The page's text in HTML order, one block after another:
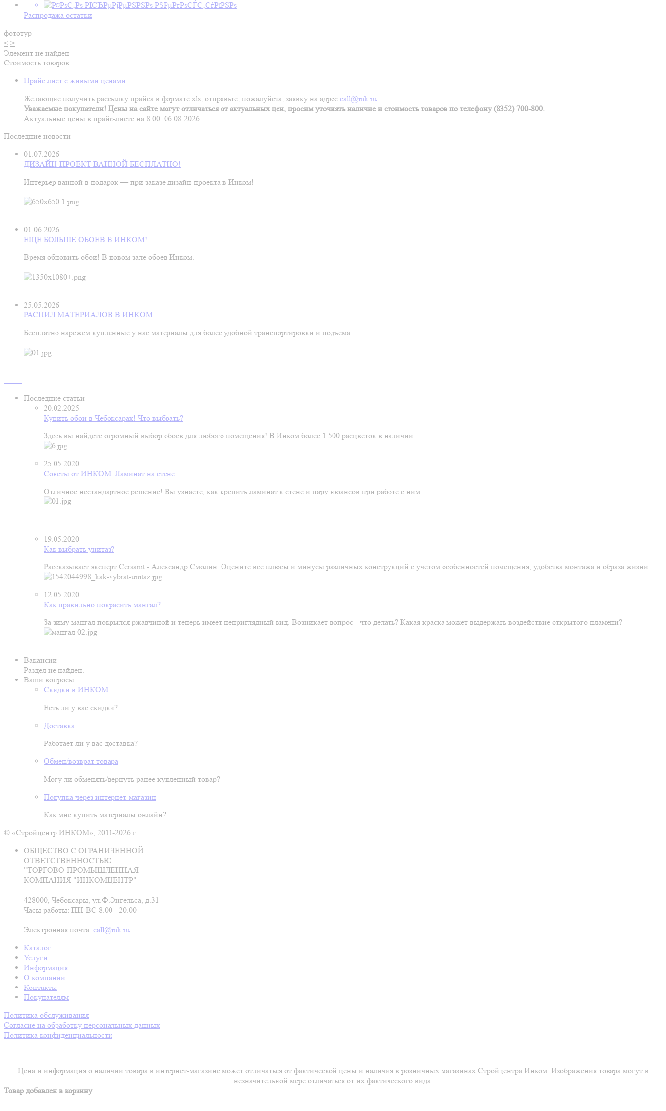
Распродажа остатки
фототур
< >
Элемент не найден
Стоимость товаров
Прайс лист с живыми ценами
Желающие получить рассылку прайса в формате xls, отправьте, пожалуйста, заявку на адрес call@ink.ru.
Уважаемые покупатели! Цены на сайте могут отличаться от актуальных цен, просим уточнять наличие и стоимость товаров по телефону (8352) 700-800.
Актуальные цены в прайс-листе на 8:00. 06.08.2026
Последние новости
01.07.2026
ДИЗАЙН-ПРОЕКТ ВАННОЙ БЕСПЛАТНО!
Интерьер ванной в подарок — при заказе дизайн‑проекта в Инком!
01.06.2026
ЕЩЕ БОЛЬШЕ ОБОЕВ В ИНКОМ!
Время обновить обои! В новом зале обоев Инком.
25.05.2026
РАСПИЛ МАТЕРИАЛОВ В ИНКОМ
Бесплатно нарежем купленные у нас материалы для более удобной транспортировки и подъёма.
Последние статьи
20.02.2025
Купить обои в Чебоксарах! Что выбрать?
Здесь вы найдете огромный выбор обоев для любого помещения! В Инком более 1 500 расцветок в наличии.
25.05.2020
Советы от ИНКОМ. Ламинат на стене
Отличное нестандартное решение! Вы узнаете, как крепить ламинат к стене и пару нюансов при работе с ним.
19.05.2020
Как выбрать унитаз?
Рассказывает эксперт Cersanit - Александр Смолин. Оцените все плюсы и минусы различных конструкций с учетом особенностей помещения, удобства монтажа и образа жизни.
12.05.2020
Как правильно покрасить мангал?
За зиму мангал покрылся ржавчиной и теперь имеет неприглядный вид. Возникает вопрос - что делать? Какая краска может выдержать воздействие открытого пламени?
Вакансии
Раздел не найден.
Ваши вопросы
Скидки в ИНКОМ
Есть ли у вас скидки?
Доставка
Работает ли у вас доставка?
Обмен/возврат товара
Могу ли обменять/вернуть ранее купленный товар?
Покупка через интернет-магазин
Как мне купить материалы онлайн?
© «Стройцентр ИНКОМ», 2011-2026 г.
ОБЩЕСТВО С ОГРАНИЧЕННОЙ
ОТВЕТСТВЕННОСТЬЮ
"ТОРГОВО-ПРОМЫШЛЕННАЯ
КОМПАНИЯ "ИНКОМЦЕНТР"
428000, Чебоксары, ул.Ф.Энгельса, д.31
Часы работы: ПН-ВС 8.00 - 20.00
Электронная почта: call@ink.ru
Каталог
Услуги
Информация
О компании
Контакты
Покупателям
Политика обслуживания
Согласие на обработку персональных данных
Политика конфиденциальности
Цена и информация о наличии товара в интернет-магазине может отличаться от фактической цены и наличия в розничных магазинах Стройцентра Инком. Изображения товара могут в
незначительной мере отличаться от их фактического вида.
Товар добавлен в корзину